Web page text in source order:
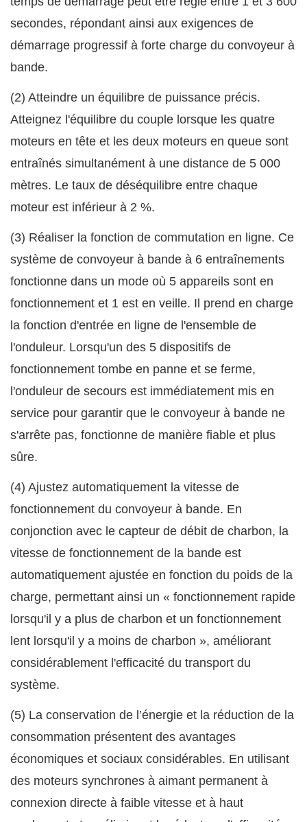
secondes, répondant ainsi aux exigences de
démarrage progressif à forte charge du convoyeur à
bande.
(2) Atteindre un équilibre de puissance précis.
Atteignez l'équilibre du couple lorsque les quatre
moteurs en tête et les deux moteurs en queue sont
entraînés simultanément à une distance de 5 000
mètres. Le taux de déséquilibre entre chaque
moteur est inférieur à 2 %.
(3) Réaliser la fonction de commutation en ligne. Ce
système de convoyeur à bande à 6 entraînements
fonctionne dans un mode où 5 appareils sont en
fonctionnement et 1 est en veille. Il prend en charge
la fonction d'entrée en ligne de l'ensemble de
l'onduleur. Lorsqu'un des 5 dispositifs de
fonctionnement tombe en panne et se ferme,
l'onduleur de secours est immédiatement mis en
service pour garantir que le convoyeur à bande ne
s'arrête pas, fonctionne de manière fiable et plus
sûre.
(4) Ajustez automatiquement la vitesse de
fonctionnement du convoyeur à bande. En
conjonction avec le capteur de débit de charbon, la
vitesse de fonctionnement de la bande est
automatiquement ajustée en fonction du poids de la
charge, permettant ainsi un « fonctionnement rapide
lorsqu'il y a plus de charbon et un fonctionnement
lent lorsqu'il y a moins de charbon », améliorant
considérablement l'efficacité du transport du
système.
(5) La conservation de l’énergie et la réduction de la
consommation présentent des avantages
économiques et sociaux considérables. En utilisant
des moteurs synchrones à aimant permanent à
connexion directe à faible vitesse et à haut